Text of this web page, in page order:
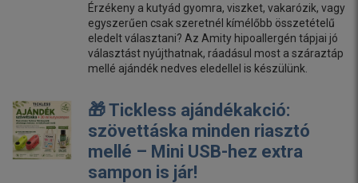
Érzékeny a kutyád gyomra, viszket, vakarózik, vagy
egyszerűen csak szeretnél kímélőbb összetételű
eledelt választani? Az Amity hipoallergén tápjai jó
választást nyújthatnak, ráadásul most a száraztáp
mellé ajándék nedves eledellel is készülünk.
🎁 Tickless ajándékakció:
szövettáska minden riasztó
mellé – Mini USB-hez extra
sampon is jár!